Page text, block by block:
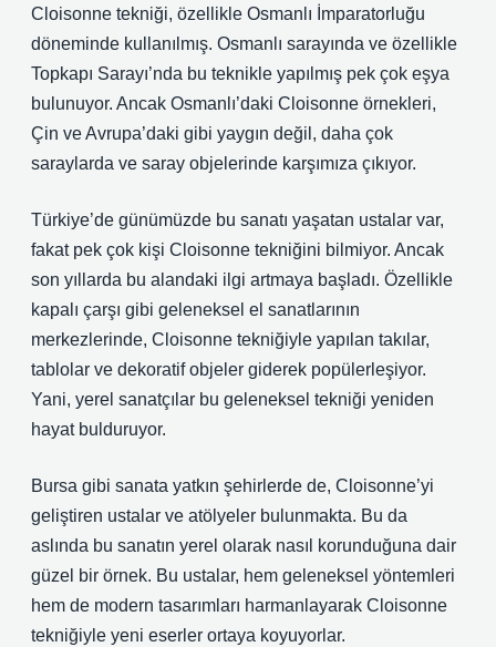
Cloisonne tekniği, özellikle Osmanlı İmparatorluğu
döneminde kullanılmış. Osmanlı sarayında ve özellikle
Topkapı Sarayı’nda bu teknikle yapılmış pek çok eşya
bulunuyor. Ancak Osmanlı’daki Cloisonne örnekleri,
Çin ve Avrupa’daki gibi yaygın değil, daha çok
saraylarda ve saray objelerinde karşımıza çıkıyor.
Türkiye’de günümüzde bu sanatı yaşatan ustalar var,
fakat pek çok kişi Cloisonne tekniğini bilmiyor. Ancak
son yıllarda bu alandaki ilgi artmaya başladı. Özellikle
kapalı çarşı gibi geleneksel el sanatlarının
merkezlerinde, Cloisonne tekniğiyle yapılan takılar,
tablolar ve dekoratif objeler giderek popülerleşiyor.
Yani, yerel sanatçılar bu geleneksel tekniği yeniden
hayat bulduruyor.
Bursa gibi sanata yatkın şehirlerde de, Cloisonne’yi
geliştiren ustalar ve atölyeler bulunmakta. Bu da
aslında bu sanatın yerel olarak nasıl korunduğuna dair
güzel bir örnek. Bu ustalar, hem geleneksel yöntemleri
hem de modern tasarımları harmanlayarak Cloisonne
tekniğiyle yeni eserler ortaya koyuyorlar.